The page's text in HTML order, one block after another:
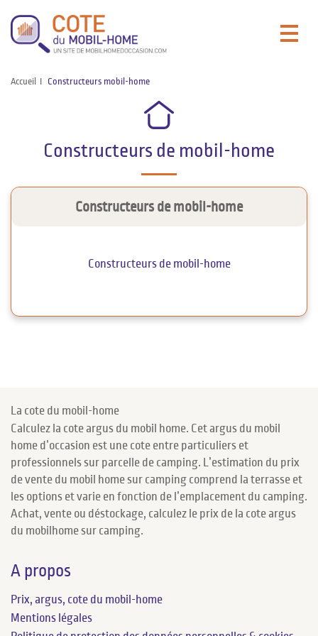
Accueil Constructeurs mobil-home
Constructeurs de mobil-home
Constructeurs de mobil-home
Constructeurs de mobil-home
La cote du mobil-home
Calculez la cote argus du mobil home. Cet argus du mobil
home d’occasion est une cote entre particuliers et
professionnels sur parcelle de camping. L’estimation du prix
de vente du mobil home sur camping comprend la terrasse et
les options et varie en fonction de l’emplacement du camping.
Achat, vente ou déstockage, calculez le prix de la cote argus
du mobilhome sur camping.
A propos
Prix, argus, cote du mobil-home
Mentions légales